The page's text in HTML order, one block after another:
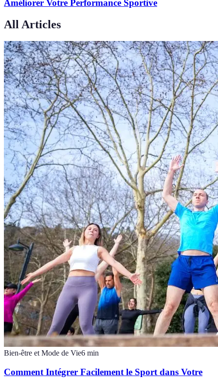
Améliorer Votre Performance Sportive
All Articles
Bien-être et Mode de Vie6 min
Comment Intégrer Facilement le Sport dans Votre